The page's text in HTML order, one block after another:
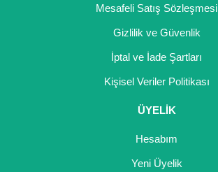
Mesafeli Satış Sözleşmesi
Gizlilik ve Güvenlik
İptal ve İade Şartları
Kişisel Veriler Politikası
ÜYELİK
Hesabım
Yeni Üyelik